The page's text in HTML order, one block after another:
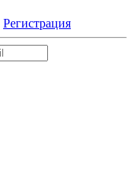
Регистрация